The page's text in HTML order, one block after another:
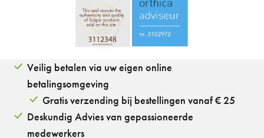
Veilig betalen via uw eigen online
betalingsomgeving
Gratis verzending bij bestellingen vanaf € 25
Deskundig Advies van gepassioneerde
medewerkers